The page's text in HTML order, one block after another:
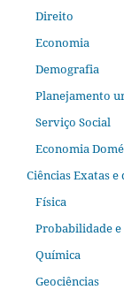
Direito
Economia
Demografia
Planejamento
Serviço Social
Economia
Ciências Exatas e
Física
Probabilidade
Química
Geociências